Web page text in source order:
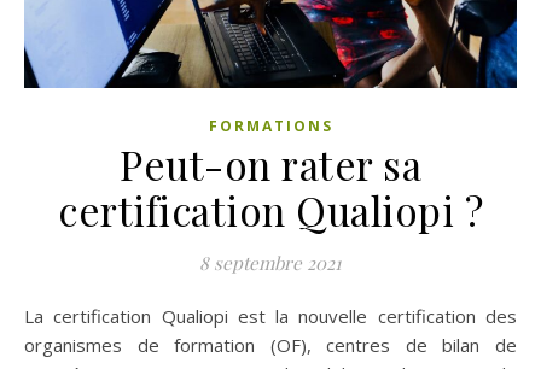
FORMATIONS
Peut-on rater sa
certification Qualiopi ?
8 septembre 2021
La certification Qualiopi est la nouvelle certification des
organismes de formation (OF), centres de bilan de